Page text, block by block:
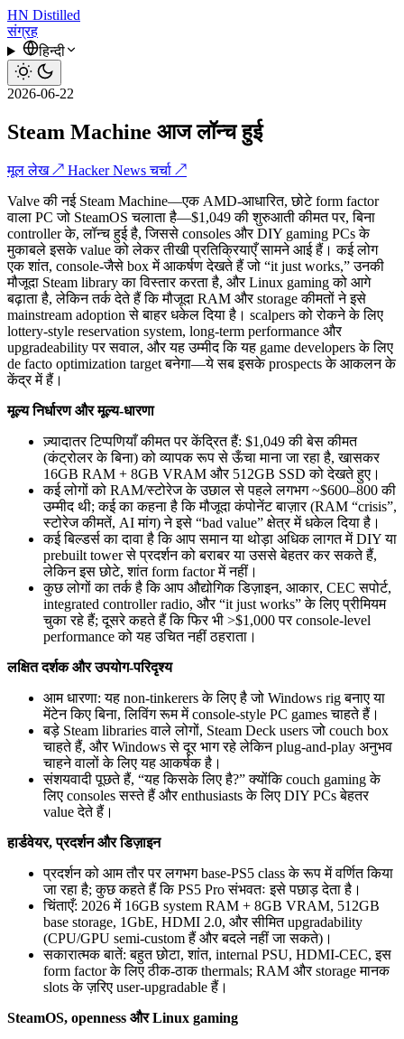
HN Distilled
संग्रह
हिन्दी
2026-06-22
Steam Machine आज लॉन्च हुई
मूल लेख ↗ Hacker News चर्चा ↗
Valve की नई Steam Machine—एक AMD-आधारित, छोटे form factor
वाला PC जो SteamOS चलाता है—$1,049 की शुरुआती कीमत पर, बिना
controller के, लॉन्च हुई है, जिससे consoles और DIY gaming PCs के
मुकाबले इसके value को लेकर तीखी प्रतिक्रियाएँ सामने आई हैं। कई लोग
एक शांत, console-जैसे box में आकर्षण देखते हैं जो “it just works,” उनकी
मौजूदा Steam library का विस्तार करता है, और Linux gaming को आगे
बढ़ाता है, लेकिन तर्क देते हैं कि मौजूदा RAM और storage कीमतों ने इसे
mainstream adoption से बाहर धकेल दिया है। scalpers को रोकने के लिए
lottery-style reservation system, long-term performance और
upgradeability पर सवाल, और यह उम्मीद कि यह game developers के लिए
de facto optimization target बनेगा—ये सब इसके prospects के आकलन के
केंद्र में हैं।
मूल्य निर्धारण और मूल्य-धारणा
ज़्यादातर टिप्पणियाँ कीमत पर केंद्रित हैं: $1,049 की बेस कीमत
(कंट्रोलर के बिना) को व्यापक रूप से ऊँचा माना जा रहा है, खासकर
16GB RAM + 8GB VRAM और 512GB SSD को देखते हुए।
कई लोगों को RAM/स्टोरेज के उछाल से पहले लगभग ~$600–800 की
उम्मीद थी; कई का कहना है कि मौजूदा कंपोनेंट बाज़ार (RAM “crisis”,
स्टोरेज कीमतें, AI मांग) ने इसे “bad value” क्षेत्र में धकेल दिया है।
कई बिल्डर्स का दावा है कि आप समान या थोड़ा अधिक लागत में DIY या
prebuilt tower से प्रदर्शन को बराबर या उससे बेहतर कर सकते हैं,
लेकिन इस छोटे, शांत form factor में नहीं।
कुछ लोगों का तर्क है कि आप औद्योगिक डिज़ाइन, आकार, CEC सपोर्ट,
integrated controller radio, और “it just works” के लिए प्रीमियम
चुका रहे हैं; दूसरे कहते हैं कि फिर भी >$1,000 पर console-level
performance को यह उचित नहीं ठहराता।
लक्षित दर्शक और उपयोग-परिदृश्य
आम धारणा: यह non‑tinkerers के लिए है जो Windows rig बनाए या
मेंटेन किए बिना, लिविंग रूम में console-style PC games चाहते हैं।
बड़े Steam libraries वाले लोगों, Steam Deck users जो couch box
चाहते हैं, और Windows से दूर भाग रहे लेकिन plug‑and‑play अनुभव
चाहने वालों के लिए यह आकर्षक है।
संशयवादी पूछते हैं, “यह किसके लिए है?” क्योंकि couch gaming के
लिए consoles सस्ते हैं और enthusiasts के लिए DIY PCs बेहतर
value देते हैं।
हार्डवेयर, प्रदर्शन और डिज़ाइन
प्रदर्शन को आम तौर पर लगभग base‑PS5 class के रूप में वर्णित किया
जा रहा है; कुछ कहते हैं कि PS5 Pro संभवतः इसे पछाड़ देता है।
चिंताएँ: 2026 में 16GB system RAM + 8GB VRAM, 512GB
base storage, 1GbE, HDMI 2.0, और सीमित upgradability
(CPU/GPU semi‑custom हैं और बदले नहीं जा सकते)।
सकारात्मक बातें: बहुत छोटा, शांत, internal PSU, HDMI‑CEC, इस
form factor के लिए ठीक-ठाक thermals; RAM और storage मानक
slots के ज़रिए user‑upgradable हैं।
SteamOS, openness और Linux gaming